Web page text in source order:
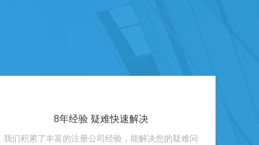
8年经验 疑难快速解决
我们积累了丰富的注册公司经验，能解决您的疑难问